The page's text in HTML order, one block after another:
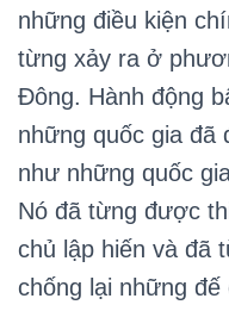
những điều kiện
từng xảy ra ở
Đông. Hành động
những quốc gia đã
như những quốc
Nó đã từng được
chủ lập hiến và đã
chống lại những